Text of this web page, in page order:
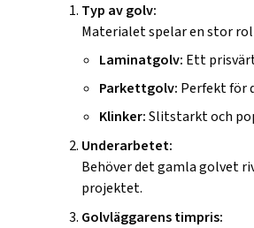
Typ av golv:
Materialet spelar en stor
Laminatgolv: Ett
Parkettgolv: Perfekt för
Klinker:Slitstarkt och
Underarbetet:
Behöver det gamla golvet
projektet.
Golvläggarens timpris: